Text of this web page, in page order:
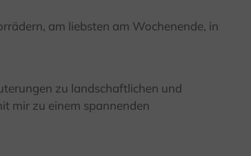
am liebsten am Wochenende, in
zu landschaftlichen und
mir zu einem spannenden